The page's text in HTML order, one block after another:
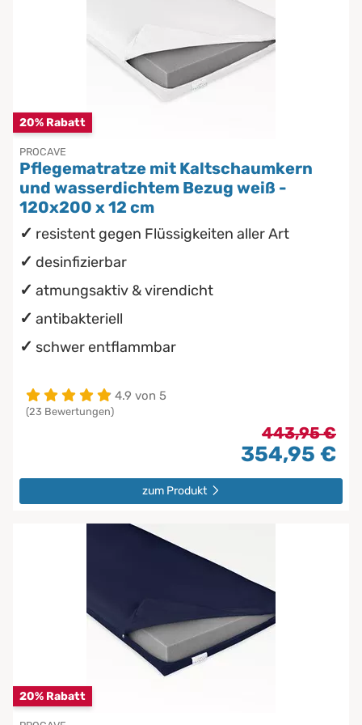
20% Rabatt
PROCAVE
Pflegematratze mit Kaltschaumkern
und wasserdichtem Bezug weiß -
120x200 x 12 cm
resistent gegen Flüssigkeiten aller Art
desinfizierbar
atmungsaktiv & virendicht
antibakteriell
schwer entflammbar
4.9 von 5
(23 Bewertungen)
443,95 €
354,95 €
zum Produkt
20% Rabatt